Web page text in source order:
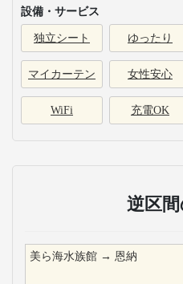
設備・サービス
独立シート ゆったり
マイカーテン 女性安心
WiFi 充電OK
逆区
美ら海水族館 → 恩納